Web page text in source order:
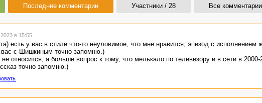
Последние комментарии Участники / 28 Все комментарии
в 15:55
есть у вас в стиле что-то неуловимое, что мне нравится, эпизод с исполнением
вас с Шишкиным точно запомню.)
относится, а больше вопрос к тому, что мелькало по телевизору и в сети в 2000-
точно запомню.)